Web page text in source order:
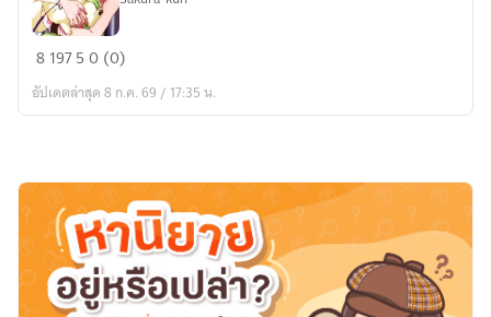
[FIC
Sumi]
ก็
แค่
วัน
ไม่
ธรรมดา
819750 (0)
อัปเดตล่าสุด 8 ก.ค. 69 / 17:35 น.